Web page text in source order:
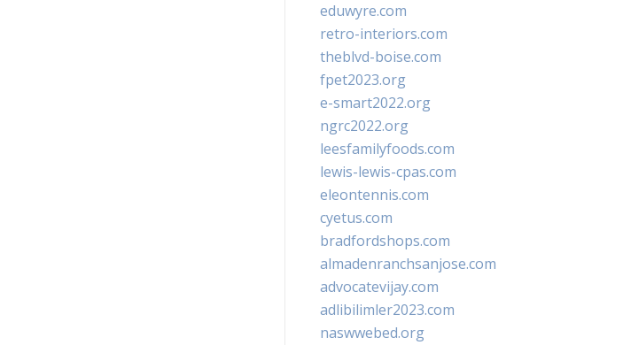
eduwyre.com
retro-interiors.com
theblvd-boise.com
fpet2023.org
e-smart2022.org
ngrc2022.org
leesfamilyfoods.com
lewis-lewis-cpas.com
eleontennis.com
cyetus.com
bradfordshops.com
almadenranchsanjose.com
advocatevijay.com
adlibilimler2023.com
naswwebed.org